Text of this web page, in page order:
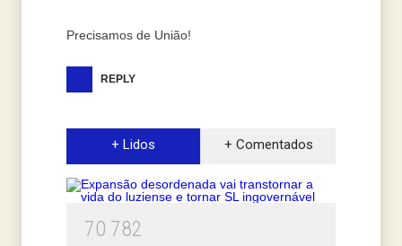
Precisamos de União!
REPLY
+ Lidos + Comentados
70 782